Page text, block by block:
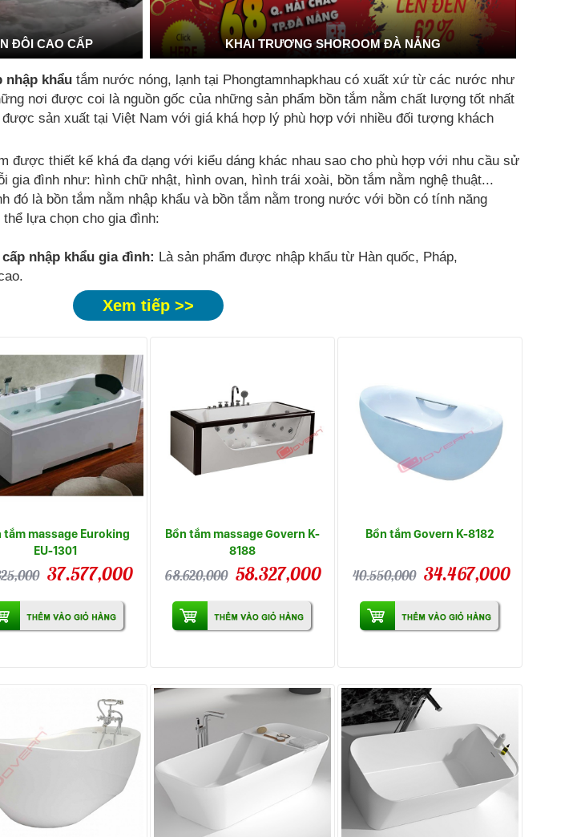
ĐÔI CAO CẤP KHAI TRƯƠNG SHOROOM ĐÀ NẴNG
nhập khẩu tắm nước nóng, lạnh tại Phongtamnhapkhau có xuất xứ từ các nước như
nơi được coi là nguồn gốc của những sản phẩm bồn tắm nằm chất lượng tốt nhất
được sản xuất tại Việt Nam với giá khá hợp lý phù hợp với nhiều đối tượng khách
được thiết kế khá đa dạng với kiểu dáng khác nhau sao cho phù hợp với nhu cầu sử
gia đình như: hình chữ nhật, hình ovan, hình trái xoài, bồn tắm nằm nghệ thuật...
đó là bồn tắm nằm nhập khẩu và bồn tắm nằm trong nước với bồn có tính năng
lựa chọn cho gia đình:
nhập khẩu gia đình: Là sản phẩm được nhập khẩu từ Hàn quốc, Pháp,
Xem tiếp >>
tắm massage Euroking
EU-1301
37.577,000
Bồn tắm massage Govern K-
8188
68.620,000 58.327,000
Bồn tắm Govern K-8182
40.550,000 34.467,000